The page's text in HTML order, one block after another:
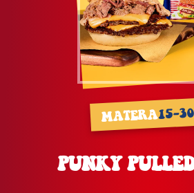
MATERA15-
PUNKY